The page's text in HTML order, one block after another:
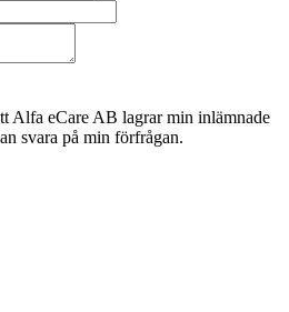
Alfa eCare AB lagrar min inlämnade
svara på min förfrågan.